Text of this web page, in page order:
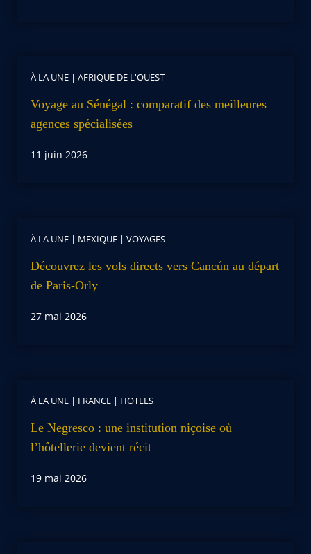
À LA UNE | AFRIQUE DE L'OUEST
Voyage au Sénégal : comparatif des meilleures
agences spécialisées
11 juin 2026
À LA UNE | MEXIQUE | VOYAGES
Découvrez les vols directs vers Cancún au départ
de Paris-Orly
27 mai 2026
À LA UNE | FRANCE | HOTELS
Le Negresco : une institution niçoise où
l’hôtellerie devient récit
19 mai 2026